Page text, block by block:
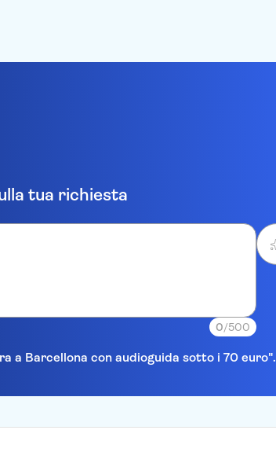
tua richiesta
0/500
a Barcellona con audioguida sotto i 70 euro".